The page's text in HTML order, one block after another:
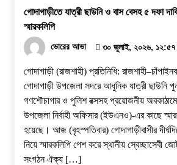
গোদাগাড়ীতে যাত্রী ছাউনি ও বাস বেসহ ৫ দফা
স্মারকলিপি
ভোরের আভা ৩০ জুলাই, ২০২৬, ১২:৫৭
গোদাগাড়ী (রাজশাহী) প্রতিনিধি:
গোদাগাড়ী উপজেলা সদরে আধুনিক যাত্রী ছাউনি
গণশৌচাগার ও পুলিশ বক্সসহ প্রয়োজনীয় অবকাঠামো
উপজেলা নির্বাহী অফিসার (ইউএনও)-এর কাছে
হয়েছে। ​আজ (বৃহস্পতিবার) গোদাগাড়ীবাসীর
নিয়ে স্মারকলিপি পেশ করে স্থানীয় স্বেচ্ছাসেবী
সংগঠন ঐক্য […]